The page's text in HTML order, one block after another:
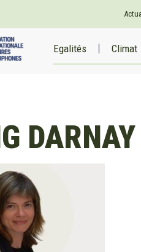
Egalités Climat